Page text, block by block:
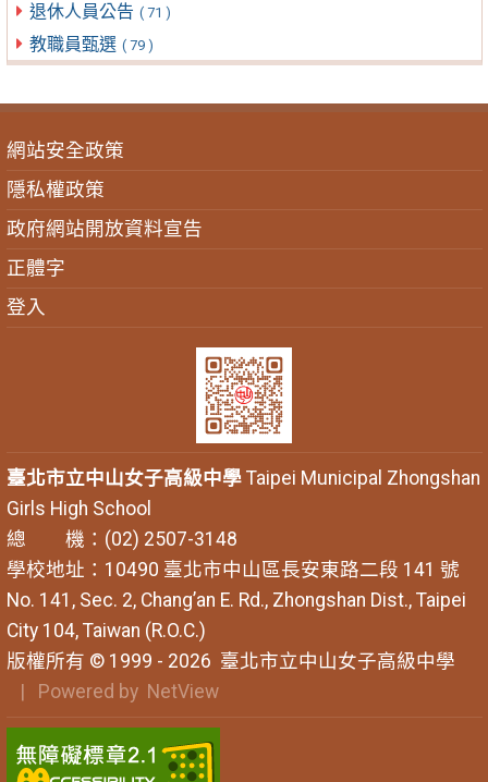
退休人員公告 ( 71 )
教職員甄選 ( 79 )
網站安全政策
隱私權政策
政府網站開放資料宣告
正體字
登入
臺北市立中山女子高級中學Taipei Municipal Zhongshan
Girls High School
總 機：(02) 2507-3148
學校地址：10490 臺北市中山區長安東路二段 141 號
No. 141, Sec. 2, Chang’an E. Rd., Zhongshan Dist., Taipei
City 104, Taiwan (R.O.C.)
版權所有 © 1999 - 2026 臺北市立中山女子高級中學
| Powered by NetView